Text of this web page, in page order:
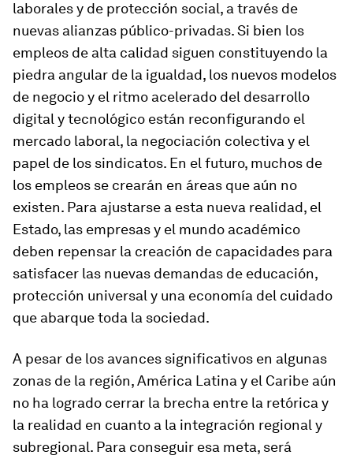
laborales y de protección social, a través de
nuevas alianzas público-privadas. Si bien los
empleos de alta calidad siguen constituyendo la
piedra angular de la igualdad, los nuevos modelos
de negocio y el ritmo acelerado del desarrollo
digital y tecnológico están reconfigurando el
mercado laboral, la negociación colectiva y el
papel de los sindicatos. En el futuro, muchos de
los empleos se crearán en áreas que aún no
existen. Para ajustarse a esta nueva realidad, el
Estado, las empresas y el mundo académico
deben repensar la creación de capacidades para
satisfacer las nuevas demandas de educación,
protección universal y una economía del cuidado
que abarque toda la sociedad.
A pesar de los avances significativos en algunas
zonas de la región, América Latina y el Caribe aún
no ha logrado cerrar la brecha entre la retórica y
la realidad en cuanto a la integración regional y
subregional. Para conseguir esa meta, será